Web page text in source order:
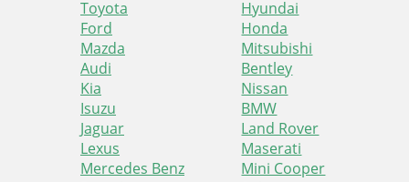
Toyota
Hyundai
Ford
Honda
Mazda
Mitsubishi
Audi
Bentley
Kia
Nissan
Isuzu
BMW
Jaguar
Land Rover
Lexus
Maserati
Mercedes Benz
Mini Cooper